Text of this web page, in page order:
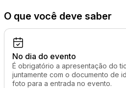
O que você deve saber
No dia do evento
É obrigatório a apresentação do
juntamente com o documento de
foto para a entrada no evento.